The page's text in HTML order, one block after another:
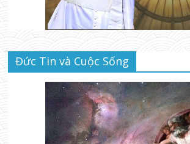
Đức Tin và Cuộc Sống